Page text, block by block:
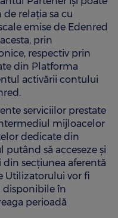
relaţia sa cu
emise de Edenred
prin
respectiv prin
din Platforma
activării contului
serviciilor prestate
mijloacelor
dedicate din
să acceseze şi
din secțiunea aferentă
Utilizatorului vor fi
disponibile în
perioadă